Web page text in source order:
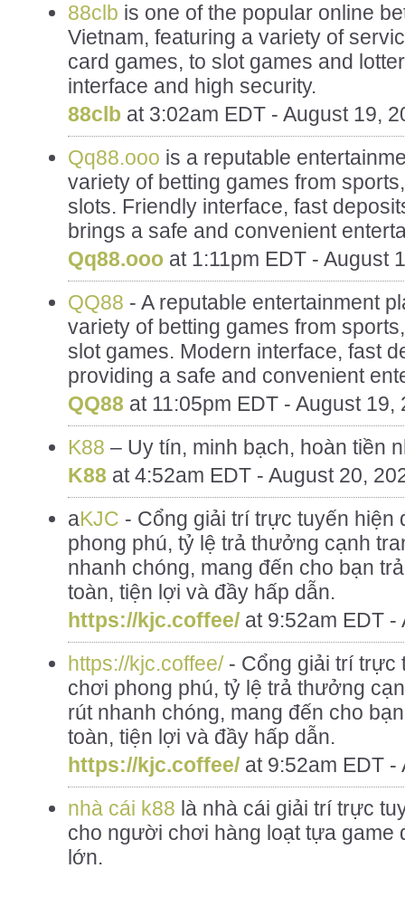
88clb is one of the popular online
Vietnam, featuring a variety of
card games, to slot games and
interface and high security.
88clb at 3:02am EDT - August 19,
Qq88.ooo is a reputable
variety of betting games from
slots. Friendly interface, fast
brings a safe and convenient
Qq88.ooo at 1:11pm EDT - August
QQ88 - A reputable entertainment
variety of betting games from
slot games. Modern interface, fast
providing a safe and convenient
QQ88 at 11:05pm EDT - August 19,
K88 – Uy tín, minh bạch, hoàn tiền
K88 at4:52am EDT - August 20,
aKJC - Cổng giải trí trực tuyến hiện
phong phú, tỷ lệ trả thưởng cạnh
nhanh chóng, mang đến cho bạn
toàn, tiện lợi và đầy hấp dẫn.
https://kjc.coffee/ at 9:52am EDT -
https://kjc.coffee/- Cổng giải trí trực
chơi phong phú, tỷ lệ trả thưởng
rút nhanh chóng, mang đến cho
toàn, tiện lợi và đầy hấp dẫn.
https://kjc.coffee/ at 9:52am EDT -
nhà cái k88 là nhà cái giải trí trực
cho người chơi hàng loạt tựa game
lớn.